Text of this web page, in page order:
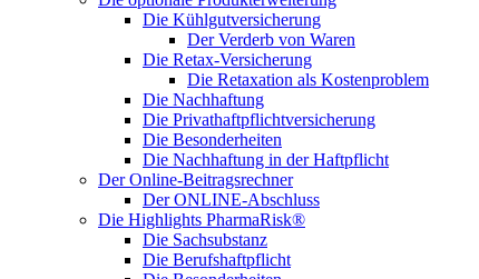
Die Kühlgutversicherung
Der Verderb von Waren
Die Retax-Versicherung
Die Retaxation als Kostenproblem
Die Nachhaftung
Die Privathaftpflichtversicherung
Die Besonderheiten
Die Nachhaftung in der Haftpflicht
Der Online-Beitragsrechner
Der ONLINE-Abschluss
Die Highlights PharmaRisk®
Die Sachsubstanz
Die Berufshaftpflicht